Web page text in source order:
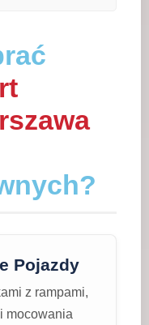
Pojazdy
z rampami,
mocowania